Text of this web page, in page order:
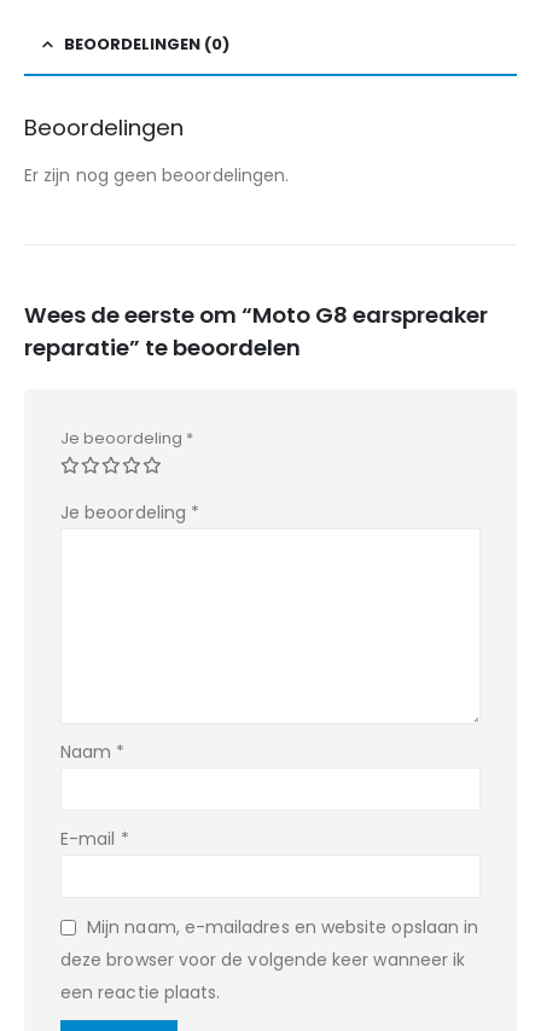
BEOORDELINGEN (0)
Beoordelingen
Er zijn nog geen beoordelingen.
Wees de eerste om “Moto G8 earspreaker
reparatie” te beoordelen
Je beoordeling *
Je beoordeling *
Naam *
E-mail *
Mijn naam, e-mailadres en website opslaan in
deze browser voor de volgende keer wanneer ik
een reactie plaats.